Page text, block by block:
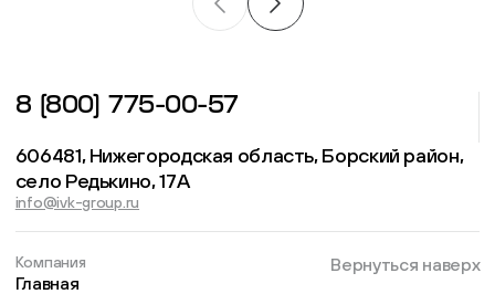
8 (800) 775-00-57
606481, Нижегородская область, Борский район,
село Редькино, 17А
info@ivk-group.ru
Компания
Главная
Вернуться наверх